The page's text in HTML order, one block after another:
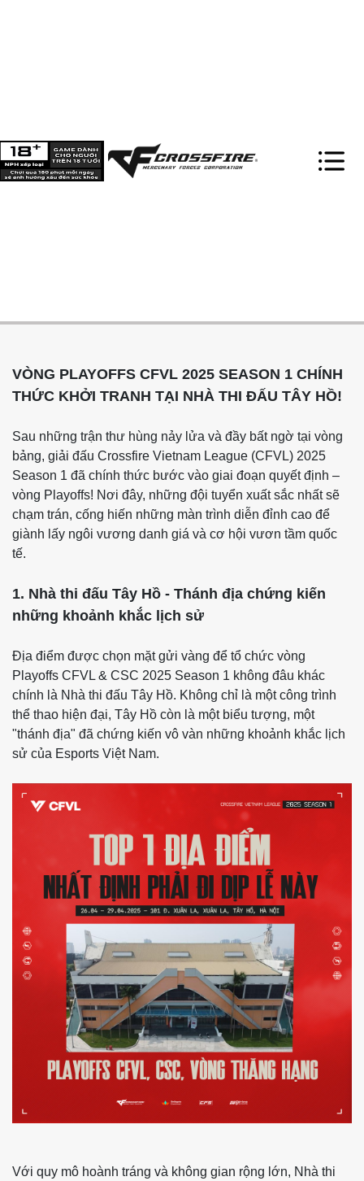
VÒNG PLAYOFFS CFVL 2025 SEASON 1 CHÍNH
THỨC KHỞI TRANH TẠI NHÀ THI ĐẤU TÂY HỒ!
Sau những trận thư hùng nảy lửa và đầy bất ngờ tại vòng
bảng, giải đấu Crossfire Vietnam League (CFVL) 2025
Season 1 đã chính thức bước vào giai đoạn quyết định –
vòng Playoffs! Nơi đây, những đội tuyển xuất sắc nhất sẽ
chạm trán, cống hiến những màn trình diễn đỉnh cao để
giành lấy ngôi vương danh giá và cơ hội vươn tầm quốc
tế.
1. Nhà thi đấu Tây Hồ - Thánh địa chứng kiến
những khoảnh khắc lịch sử
Địa điểm được chọn mặt gửi vàng để tổ chức vòng
Playoffs CFVL & CSC 2025 Season 1 không đâu khác
chính là Nhà thi đấu Tây Hồ. Không chỉ là một công trình
thể thao hiện đại, Tây Hồ còn là một biểu tượng, một
"thánh địa" đã chứng kiến vô vàn những khoảnh khắc lịch
sử của Esports Việt Nam.
Với quy mô hoành tráng và không gian rộng lớn, Nhà thi